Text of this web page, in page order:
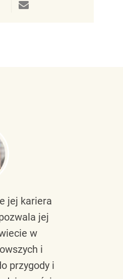
Facebook
przez Twitter
Udostępnianie przez e-mail
jej kariera
jej
w
i
przygody i